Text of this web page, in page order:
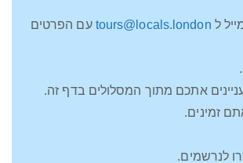
ל tours@locals.london עם הפרטים
אתכם מתוך המסלולים בדף זה.
זמינים.
לנרשמים.